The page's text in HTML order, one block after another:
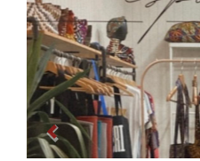
Previous